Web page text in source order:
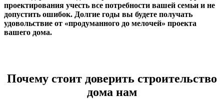
проектирования учесть все потребности вашей семьи и не
допустить ошибок. Долгие годы вы будете получать
удовольствие от «продуманного до мелочей» проекта
вашего дома.
Почему стоит доверить строительство
дома нам